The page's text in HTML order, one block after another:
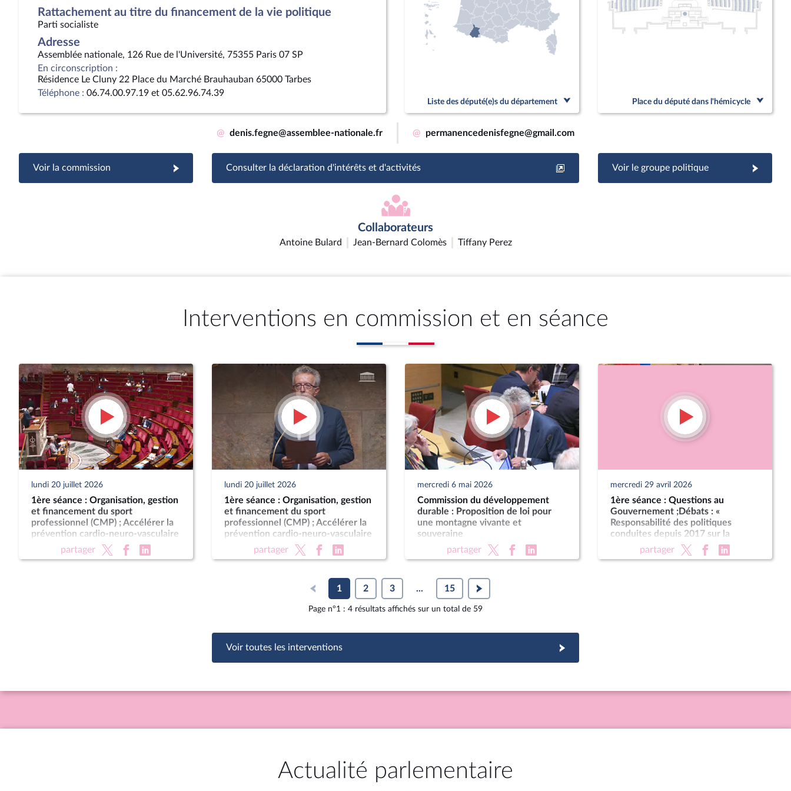
Rattachement au titre du financement de la vie politique
Parti socialiste
Adresse
Assemblée nationale, 126 Rue de l'Université, 75355 Paris 07 SP
En circonscription :
Résidence Le Cluny 22 Place du Marché Brauhauban 65000 Tarbes
Téléphone : 06.74.00.97.19 et 05.62.96.74.39
Liste des député(e)s du département Place du député dans l'hémicycle
@ denis.fegne@assemblee-nationale.fr @ permanencedenisfegne@gmail.com
Voir la commission Consulter la déclaration d'intérêts et d'activités Voir le groupe politique
Collaborateurs
Antoine Bulard Jean-Bernard Colomès Tiffany Perez
Interventions en commission et en séance
lundi 20 juillet 2026
1ère séance : Organisation, gestion
et financement du sport
professionnel (CMP) ; Accélérer la
prévention cardio-neuro-vasculaire
(CMP) ; Pour une montagne vivante
et souveraine (CMP)
partager
lundi 20 juillet 2026
1ère séance : Organisation, gestion
et financement du sport
professionnel (CMP) ; Accélérer la
prévention cardio-neuro-vasculaire
(CMP) ; Pour une montagne vivante
et souveraine (CMP)
partager
mercredi 6 mai 2026
Commission du développement
durable : Proposition de loi pour
une montagne vivante et
souveraine
partager
mercredi 29 avril 2026
1ère séance : Questions au
Gouvernement ;Débats : «
Responsabilité des politiques
conduites depuis 2017 sur la
dégradation de la santé mentale
des jeunes »,« Associations en crise
partager
1 2 3 ... 15
Page n°1 : 4 résultats affichés sur un total de 59
Voir toutes les interventions
Actualité parlementaire